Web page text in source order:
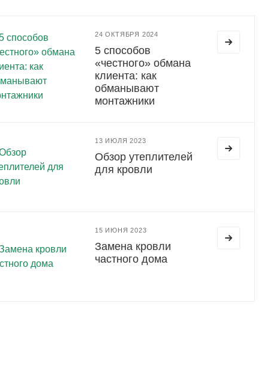
24 ОКТЯБРЯ 2024
5 способов
«честного» обмана
клиента: как
обманывают
монтажники
13 ИЮЛЯ 2023
Обзор утеплителей
для кровли
15 ИЮНЯ 2023
Замена кровли
частного дома